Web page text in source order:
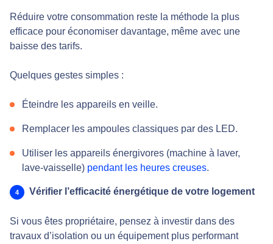
Réduire votre consommation reste la méthode la plus
efficace pour économiser davantage, même avec une
baisse des tarifs.
Quelques gestes simples :
Éteindre les appareils en veille.
Remplacer les ampoules classiques par des LED.
Utiliser les appareils énergivores (machine à laver,
lave-vaisselle) pendant les heures creuses.
Vérifier l’efficacité énergétique de votre logement
Si vous êtes propriétaire, pensez à investir dans des
travaux d’isolation ou un équipement plus performant